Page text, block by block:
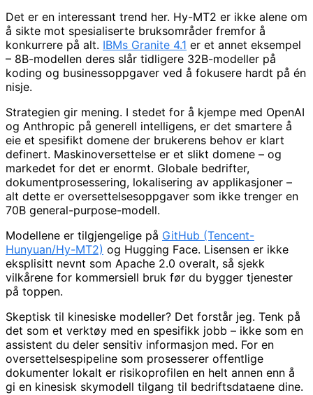
Det er en interessant trend her. Hy-MT2 er ikke alene om
å sikte mot spesialiserte bruksområder fremfor å
konkurrere på alt. IBMs Granite 4.1 er et annet eksempel
– 8B-modellen deres slår tidligere 32B-modeller på
koding og businessoppgaver ved å fokusere hardt på én
nisje.
Strategien gir mening. I stedet for å kjempe med OpenAI
og Anthropic på generell intelligens, er det smartere å
eie et spesifikt domene der brukerens behov er klart
definert. Maskinoversettelse er et slikt domene – og
markedet for det er enormt. Globale bedrifter,
dokumentprosessering, lokalisering av applikasjoner –
alt dette er oversettelsesoppgaver som ikke trenger en
70B general-purpose-modell.
Modellene er tilgjengelige på GitHub (Tencent-
Hunyuan/Hy-MT2) og Hugging Face. Lisensen er ikke
eksplisitt nevnt som Apache 2.0 overalt, så sjekk
vilkårene for kommersiell bruk før du bygger tjenester
på toppen.
Skeptisk til kinesiske modeller? Det forstår jeg. Tenk på
det som et verktøy med en spesifikk jobb – ikke som en
assistent du deler sensitiv informasjon med. For en
oversettelsespipeline som prosesserer offentlige
dokumenter lokalt er risikoprofilen en helt annen enn å
gi en kinesisk skymodell tilgang til bedriftsdataene dine.